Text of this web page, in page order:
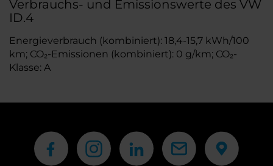
Verbrauchs- und Emissionswerte des VW
ID.4
Energieverbrauch (kombiniert): 18,4-15,7 kWh/100
km; CO₂-Emissionen (kombiniert): 0 g/km; CO₂-
Klasse: A